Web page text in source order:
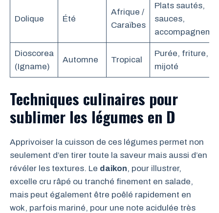
Dolique Été
Afrique /
Caraïbes
Plats sautés,
sauces,
Dioscorea
(Igname)
Automne Tropical
Purée, friture,
mijoté
Techniques culinaires pour
sublimer les légumes en D
Apprivoiser la cuisson de ces légumes permet non
seulement d’en tirer toute la saveur mais aussi d’en
révéler les textures. Le daikon, pour illustrer,
excelle cru râpé ou tranché finement en salade,
mais peut également être poêlé rapidement en
wok, parfois mariné, pour une note acidulée très